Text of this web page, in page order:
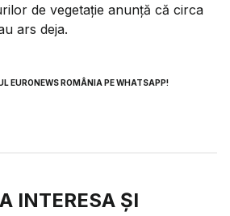
de vegetație anunță că circa
ars deja.
EURONEWS ROMÂNIA PE WHATSAPP!
INTERESA ȘI